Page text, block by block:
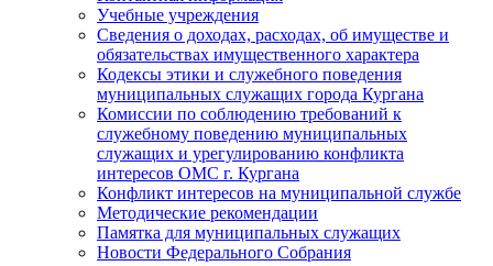
Учебные учреждения
Сведения о доходах, расходах, об имуществе и
обязательствах имущественного характера
Кодексы этики и служебного поведения
муниципальных служащих города Кургана
Комиссии по соблюдению требований к
служебному поведению муниципальных
служащих и урегулированию конфликта
интересов ОМС г. Кургана
Конфликт интересов на муниципальной службе
Методические рекомендации
Памятка для муниципальных служащих
Новости Федерального Cобрания